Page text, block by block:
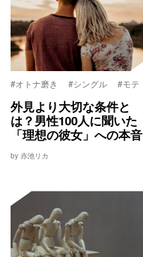
#オトナ磨き #シングル #モテ
外見より大切な条件と
は？男性100人に聞いた
「理想の彼女」への本音
by 赤池リカ